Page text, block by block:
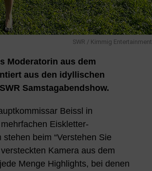
SWR / Kimmig Entertainment
Moderatorin aus dem
aus den idyllischen
Samstagabendshow.
Beissl in
Eiskletter-
beim “Verstehen Sie
Kamera aus dem
Menge Highlights, bei denen